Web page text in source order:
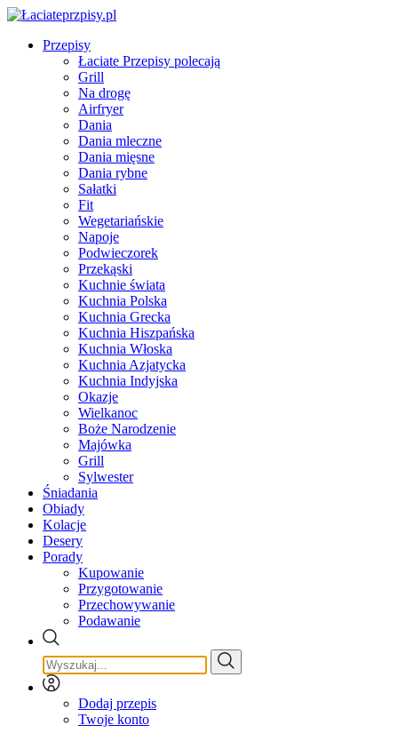
Przepisy
Łaciate Przepisy polecają
Grill
Na drogę
Airfryer
Dania
Dania mleczne
Dania mięsne
Dania rybne
Sałatki
Fit
Wegetariańskie
Napoje
Podwieczorek
Przekąski
Kuchnie świata
Kuchnia Polska
Kuchnia Grecka
Kuchnia Hiszpańska
Kuchnia Włoska
Kuchnia Azjatycka
Kuchnia Indyjska
Okazje
Wielkanoc
Boże Narodzenie
Majówka
Grill
Sylwester
Śniadania
Obiady
Kolacje
Desery
Porady
Kupowanie
Przygotowanie
Przechowywanie
Podawanie
Dodaj przepis
Twoje konto